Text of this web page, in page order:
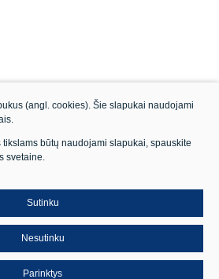
paslaugos
(angl. cookies). Šie slapukai naudojami
būtų naudojami slapukai, spauskite
svetaine.
Sutinku
Nesutinku
Parinktys